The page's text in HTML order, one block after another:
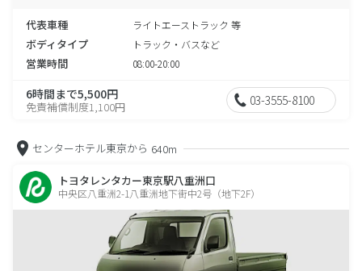
代表車種 ライトエーストラック 等
ボディタイプ トラック・バスなど
営業時間 08:00-20:00
6時間まで5,500円
免責補償制度1,100円 03-3555-8100
センターホテル東京から 640m
トヨタレンタカー東京駅八重洲口
中央区八重洲2-1八重洲地下街中2号（地下2F）